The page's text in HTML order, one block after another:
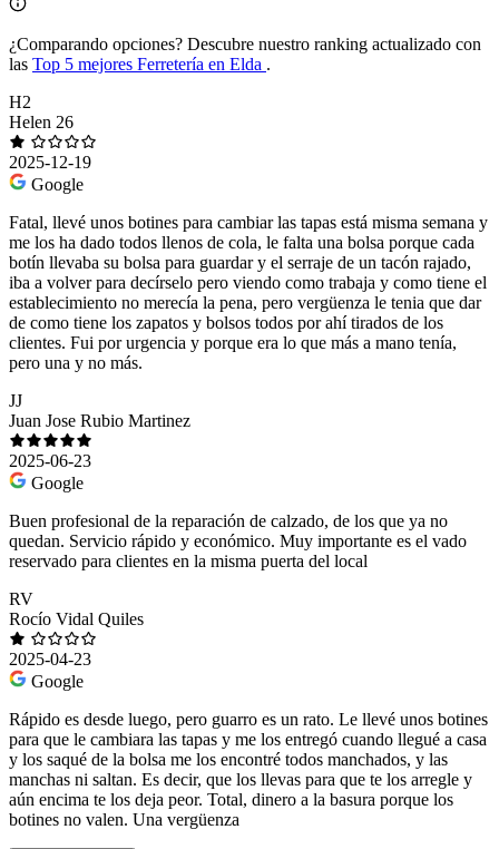
¿Comparando opciones? Descubre nuestro ranking actualizado con
las Top 5 mejores Ferretería en Elda .
H2
Helen 26
2025-12-19
Google
Fatal, llevé unos botines para cambiar las tapas está misma semana y
me los ha dado todos llenos de cola, le falta una bolsa porque cada
botín llevaba su bolsa para guardar y el serraje de un tacón rajado,
iba a volver para decírselo pero viendo como trabaja y como tiene el
establecimiento no merecía la pena, pero vergüenza le tenia que dar
de como tiene los zapatos y bolsos todos por ahí tirados de los
clientes. Fui por urgencia y porque era lo que más a mano tenía,
pero una y no más.
JJ
Juan Jose Rubio Martinez
2025-06-23
Google
Buen profesional de la reparación de calzado, de los que ya no
quedan. Servicio rápido y económico. Muy importante es el vado
reservado para clientes en la misma puerta del local
RV
Rocío Vidal Quiles
2025-04-23
Google
Rápido es desde luego, pero guarro es un rato. Le llevé unos botines
para que le cambiara las tapas y me los entregó cuando llegué a casa
y los saqué de la bolsa me los encontré todos manchados, y las
manchas ni saltan. Es decir, que los llevas para que te los arregle y
aún encima te los deja peor. Total, dinero a la basura porque los
botines no valen. Una vergüenza